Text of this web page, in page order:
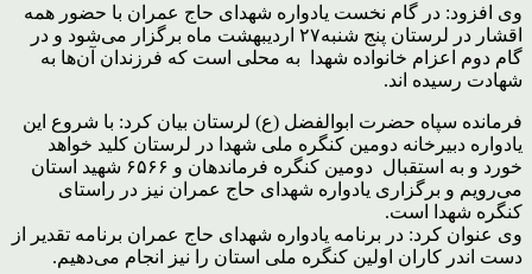
وی افزود: در گام نخست یادواره شهدای حاج عمران با حضور همه
اقشار در لرستان پنج شنبه۲۷ اردیبهشت ماه برگزار می‌شود و در
گام دوم اعزام خانواده شهدا به محلی است که فرزندان آن‌ها به
شهادت رسیده اند.
فرمانده سپاه حضرت ابوالفضل (ع) لرستان بیان کرد: با شروع این
یادواره دبیرخانه دومین کنگره ملی شهدا در لرستان کلید خواهد
خورد و به استقبال دومین کنگره فرماندهان و ۶۵۶۶ شهید استان
می‌رویم و برگزاری یادواره شهدای حاج عمران نیز در راستای
کنگره شهدا است.
وی عنوان کرد: در برنامه یادواره شهدای حاج عمران برنامه تقدیر از
دست اندر کاران اولین کنگره ملی استان را نیز انجام می‌دهیم.